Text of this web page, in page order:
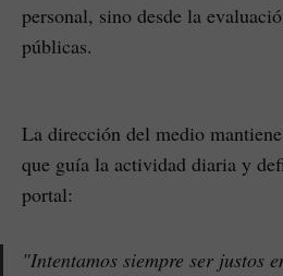
personal, sino desde la
públicas.
La dirección del medio
que guía la actividad diaria y
portal:
"Intentamos siempre ser justos